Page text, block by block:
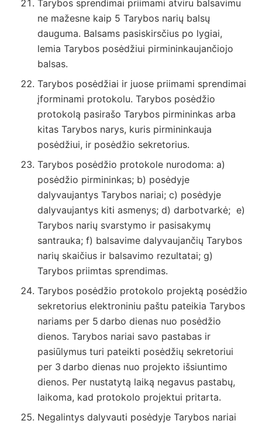
Tarybos sprendimai priimami atviru balsavimu
ne mažesne kaip 5 Tarybos narių balsų
dauguma. Balsams pasiskirsčius po lygiai,
lemia Tarybos posėdžiui pirmininkaujančiojo
balsas.
Tarybos posėdžiai ir juose priimami sprendimai
įforminami protokolu. Tarybos posėdžio
protokolą pasirašo Tarybos pirmininkas arba
kitas Tarybos narys, kuris pirmininkauja
posėdžiui, ir posėdžio sekretorius.
Tarybos posėdžio protokole nurodoma: a)
posėdžio pirmininkas; b) posėdyje
dalyvaujantys Tarybos nariai; c) posėdyje
dalyvaujantys kiti asmenys; d) darbotvarkė; e)
Tarybos narių svarstymo ir pasisakymų
santrauka; f) balsavime dalyvaujančių Tarybos
narių skaičius ir balsavimo rezultatai; g)
Tarybos priimtas sprendimas.
Tarybos posėdžio protokolo projektą posėdžio
sekretorius elektroniniu paštu pateikia Tarybos
nariams per 5 darbo dienas nuo posėdžio
dienos. Tarybos nariai savo pastabas ir
pasiūlymus turi pateikti posėdžių sekretoriui
per 3 darbo dienas nuo projekto išsiuntimo
dienos. Per nustatytą laiką negavus pastabų,
laikoma, kad protokolo projektui pritarta.
Negalintys dalyvauti posėdyje Tarybos nariai